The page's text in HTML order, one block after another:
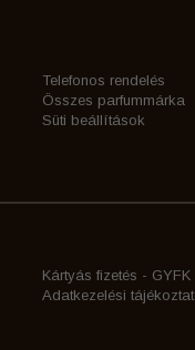
Telefonos rendelés
Összes parfummárka
Süti beállítások
Kártyás fizetés - GYFK
Adatkezelési